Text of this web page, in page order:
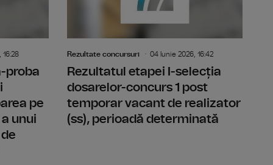
16:28
proba
pe
unui
Rezultate concursuri 04 Iunie 2026, 16:42
Rezultatul etapei I-selecția
dosarelor-concurs 1 post
temporar vacant de realizator
(ss), perioadă determinată